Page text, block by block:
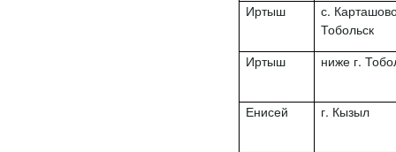
Иртыш
с.
Тобольск
Иртыш
ниже г.
Енисей г. Кызыл